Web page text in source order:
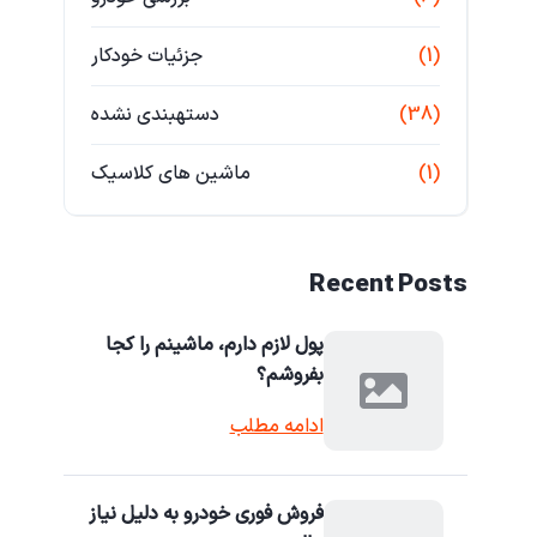
جزئیات خودکار (1)
دستهبندی نشده (38)
ماشین های کلاسیک (1)
Recent Posts
پول لازم دارم، ماشینم را کجا
بفروشم؟
ادامه مطلب
فروش فوری خودرو به دلیل نیاز